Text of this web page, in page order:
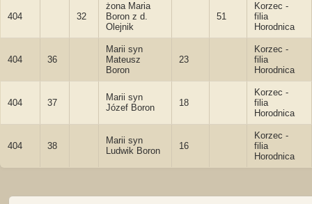
404 32
żona Maria
Boron z d.
Olejnik
51
Korzec -
filia
Horodnica
404 36
Marii syn
Mateusz
Boron
23
Korzec -
filia
Horodnica
404 37
Marii syn
Józef Boron
18
Korzec -
filia
Horodnica
404 38
Marii syn
Ludwik Boron
16
Korzec -
filia
Horodnica